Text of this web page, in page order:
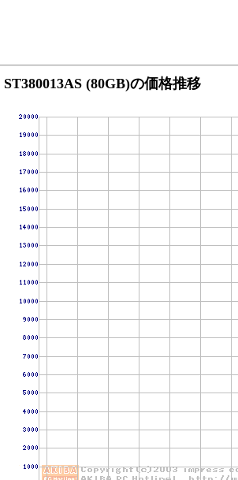
(80GB)の価格推移